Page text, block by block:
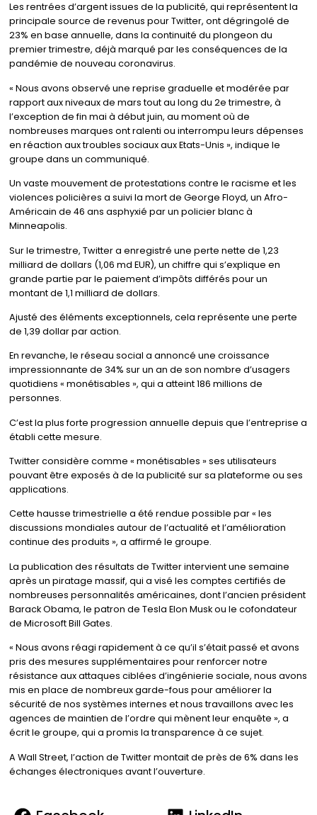
Les rentrées d’argent issues de la publicité, qui représentent la
principale source de revenus pour Twitter, ont dégringolé de
23% en base annuelle, dans la continuité du plongeon du
premier trimestre, déjà marqué par les conséquences de la
pandémie de nouveau coronavirus.
« Nous avons observé une reprise graduelle et modérée par
rapport aux niveaux de mars tout au long du 2e trimestre, à
l’exception de fin mai à début juin, au moment où de
nombreuses marques ont ralenti ou interrompu leurs dépenses
en réaction aux troubles sociaux aux Etats-Unis », indique le
groupe dans un communiqué.
Un vaste mouvement de protestations contre le racisme et les
violences policières a suivi la mort de George Floyd, un Afro-
Américain de 46 ans asphyxié par un policier blanc à
Minneapolis.
Sur le trimestre, Twitter a enregistré une perte nette de 1,23
milliard de dollars (1,06 md EUR), un chiffre qui s’explique en
grande partie par le paiement d’impôts différés pour un
montant de 1,1 milliard de dollars.
Ajusté des éléments exceptionnels, cela représente une perte
de 1,39 dollar par action.
En revanche, le réseau social a annoncé une croissance
impressionnante de 34% sur un an de son nombre d’usagers
quotidiens « monétisables », qui a atteint 186 millions de
personnes.
C’est la plus forte progression annuelle depuis que l’entreprise a
établi cette mesure.
Twitter considère comme « monétisables » ses utilisateurs
pouvant être exposés à de la publicité sur sa plateforme ou ses
applications.
Cette hausse trimestrielle a été rendue possible par « les
discussions mondiales autour de l’actualité et l’amélioration
continue des produits », a affirmé le groupe.
La publication des résultats de Twitter intervient une semaine
après un piratage massif, qui a visé les comptes certifiés de
nombreuses personnalités américaines, dont l’ancien président
Barack Obama, le patron de Tesla Elon Musk ou le cofondateur
de Microsoft Bill Gates.
« Nous avons réagi rapidement à ce qu’il s’était passé et avons
pris des mesures supplémentaires pour renforcer notre
résistance aux attaques ciblées d’ingénierie sociale, nous avons
mis en place de nombreux garde-fous pour améliorer la
sécurité de nos systèmes internes et nous travaillons avec les
agences de maintien de l’ordre qui mènent leur enquête », a
écrit le groupe, qui a promis la transparence à ce sujet.
A Wall Street, l’action de Twitter montait de près de 6% dans les
échanges électroniques avant l’ouverture.